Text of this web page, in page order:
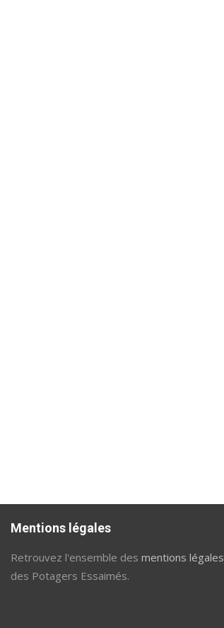
Mentions légales
Retrouvez l'ensemble des mentions légales
des Potagers Essaimés.